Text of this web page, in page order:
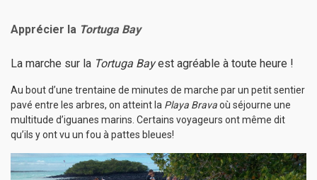
Apprécier la Tortuga Bay
La marche sur la Tortuga Bayest agréable à toute heure !
Au bout d’une trentaine de minutes de marche par un petit sentier
pavé entre les arbres, on atteint la Playa Bravaoù séjourne une
multitude d’iguanes marins. Certains voyageurs ont même dit
qu’ils y ont vu un fou à pattes bleues!